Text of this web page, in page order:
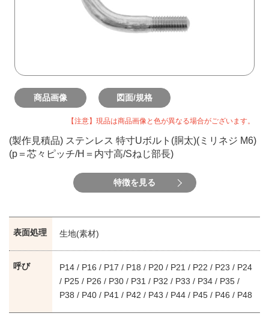
商品画像 図面/規格
【注意】現品は商品画像と色が異なる場合がございます。
(製作見積品) ステンレス 特寸Uボルト(胴太)(ミリネジ M6)
(p＝芯々ピッチ/H＝内寸高/Sねじ部長)
特徴を見る
表面処理 生地(素材)
呼び
P14 / P16 / P17 / P18 / P20 / P21 / P22 / P23 / P24
/ P25 / P26 / P30 / P31 / P32 / P33 / P34 / P35 /
P38 / P40 / P41 / P42 / P43 / P44 / P45 / P46 / P48